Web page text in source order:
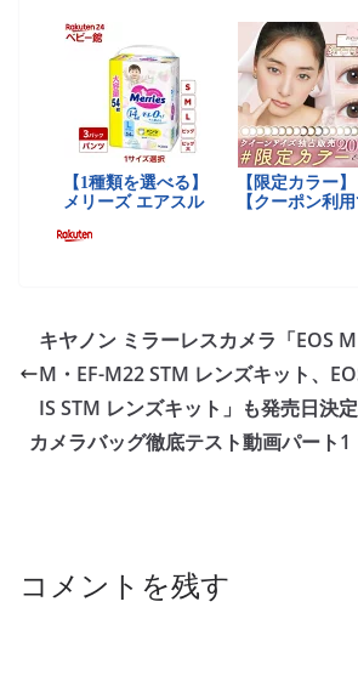
キヤノン ミラーレスカメラ「EOS
M・EF-M22 STM レンズキット、
IS STM レンズキット」も発売日決定
カメラバッグ徹底テスト動画パート
コメントを残す